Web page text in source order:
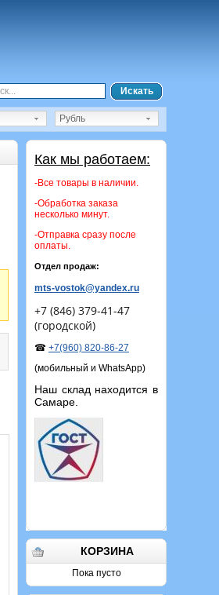
Искать
Рубль
Как мы работаем:
-Все товары в наличии.
-Обработка заказа
несколько минут.
-Отправка сразу после
оплаты.
Отдел продаж:
mts-vostok@yandex.ru
+7 (846) 379-41-47
(городской)
☎ +7(960) 820-86-27
(мобильный и WhatsApp)
Наш склад находится в
Самаре.
КОРЗИНА
Пока пусто